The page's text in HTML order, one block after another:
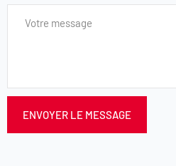
ENVOYER LE MESSAGE